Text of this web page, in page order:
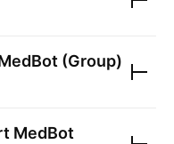
(Group)
MedBot